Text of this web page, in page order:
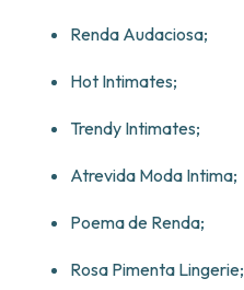
Renda Audaciosa;
Hot Intimates;
Trendy Intimates;
Atrevida Moda Intima;
Poema de Renda;
Rosa Pimenta Lingerie;